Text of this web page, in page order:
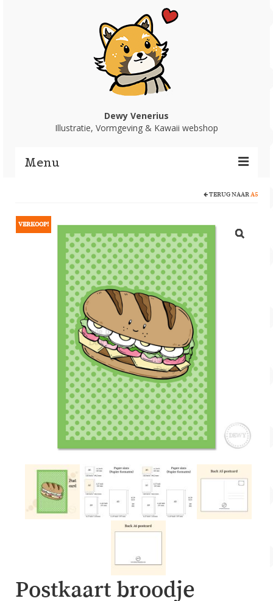
Dewy Venerius
Illustratie, Vormgeving & Kawaii webshop
Menu
Portfolio
Webshop
Account
Over Dewy
TERUG NAAR A5
VERKOOP!
Postkaart broodje